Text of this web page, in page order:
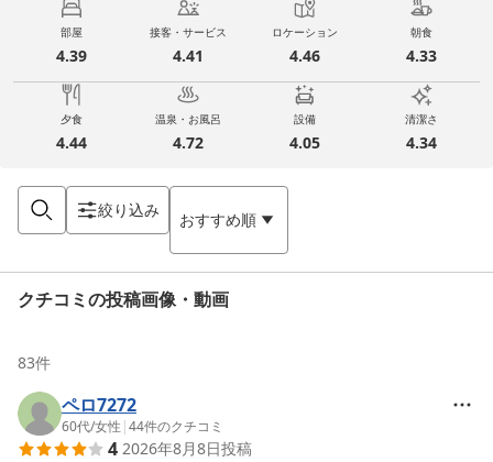
部屋
4.39
接客・サービス
4.41
ロケーション
4.46
朝食
4.33
夕食
4.44
温泉・お風呂
4.72
設備
4.05
清潔さ
4.34
絞り込み おすすめ順
クチコミの投稿画像・動画
83件
ペロ7272
60代/女性 |44件のクチコミ
4 2026年8月8日投稿